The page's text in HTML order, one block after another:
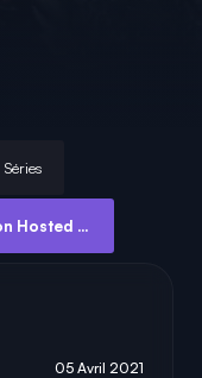
Séries
The Game of Thrones Reunion Hosted by Conan O'Brien
05 Avril 2021